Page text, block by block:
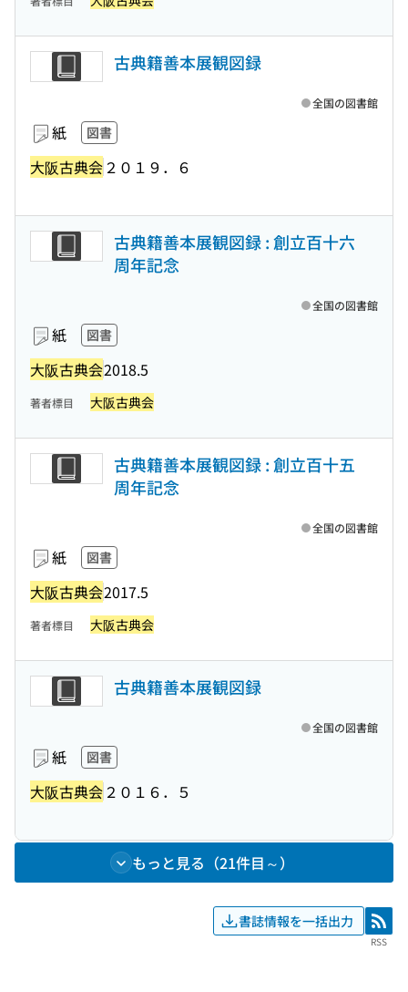
古典籍善本展観図録
紙 図書
大阪古典会 ２０１９．６
全国の図書館
古典籍善本展観図録 : 創立百十六
周年記念
紙 図書
大阪古典会2018.5
全国の図書館
著者標目 大阪古典会
古典籍善本展観図録 : 創立百十五
周年記念
紙 図書
大阪古典会2017.5
全国の図書館
著者標目 大阪古典会
古典籍善本展観図録
紙 図書
大阪古典会 ２０１６．５
全国の図書館
もっと見る（21件目～）
書誌情報を一括出力 RSS
RSS